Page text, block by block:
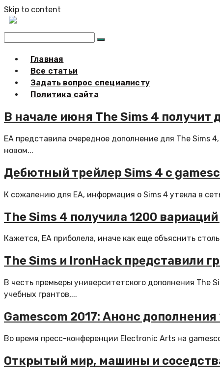
Skip to content
Главная
Все статьи
Задать вопрос специалисту
Политика сайта
В начале июня The Sims 4 получит
EA представила очередное дополнение для The Sims
новом...
Дебютный трейлер Sims 4 с
К сожалению для EA, информация о Sims 4 утекла в
The Sims 4 получила 1200
Кажется, EA приболела, иначе как еще объяснить
The Sims и IronHack представили
В честь премьеры университетского дополнения The
учебных грантов,...
Gamescom 2017: Анонс
Во время пресс-конференции Electronic Arts на
Открытый мир, машины и